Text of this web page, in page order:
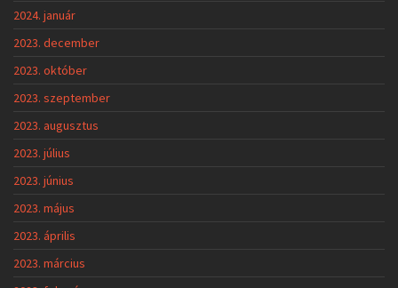
2024. január
2023. december
2023. október
2023. szeptember
2023. augusztus
2023. július
2023. június
2023. május
2023. április
2023. március